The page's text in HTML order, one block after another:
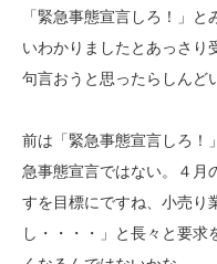
「緊急事態宣言しろ！」
いわかりましたとあっさり
句言おうと思ったらしんど
前は「緊急事態宣言しろ！
急事態宣言ではない。４月
すを目標にですね、小売り
し・・・・」と長々と要求